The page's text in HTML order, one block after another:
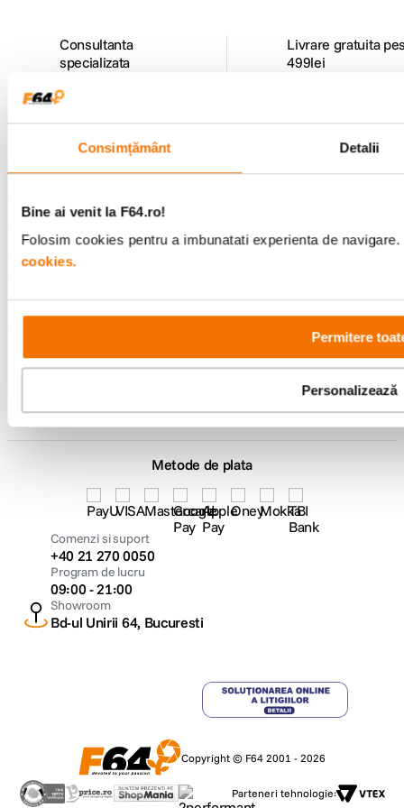
Consimțământ Detalii
Bine ai venit la F64.ro!
Folosim cookies pentru a imbunatati experienta de
cookies.
Permitere
Personalizează
informatiile tale personale fara a le colecta.
Cu tehnologia revolutionara
Private Cloud Compute
, Apple Intelligence
poate accesa modele avansate bazate pe servere Apple, care ruleaza pe
Apple silicon, pentru a gestiona cereri mai complexe, pastrand in acelasi
timp confidentialitatea datelor tale.
Stage Managerva permite sa efectuati mai multe activitati fara efort,
permitandu-va sa suprapuneti si sa redimensionati ferestrele pentru a
asemenea, puteti grupa aplicatii pentru sarcini sau proiecte specifice si le
Aplicatii esentiale integrate.
iPad Air include aplicatii performante care te ajuta sa creezi, sa comunici si
sa fii productiv. Editeaza si partajeaza imagini si clipuri video cu Photos,
creeaza prezentari impresionante in Keynote folosind Apple Pencil Pro
sau rezolva rapid ecuatii complexe in Math Notes.
Consultanta
specializata
Livrare gratuita
499lei
Comenzi si livrare
Service si garantii
F64 Studio
Urmareste-ne
Metode de plata
Comenzi si suport
+40 21 270 0050
Program de lucru
09:00 - 21:00
Showroom
Bd-ul Unirii 64, Bucuresti
Copyright © F64 2001 - 2026
Parteneri tehnologie: